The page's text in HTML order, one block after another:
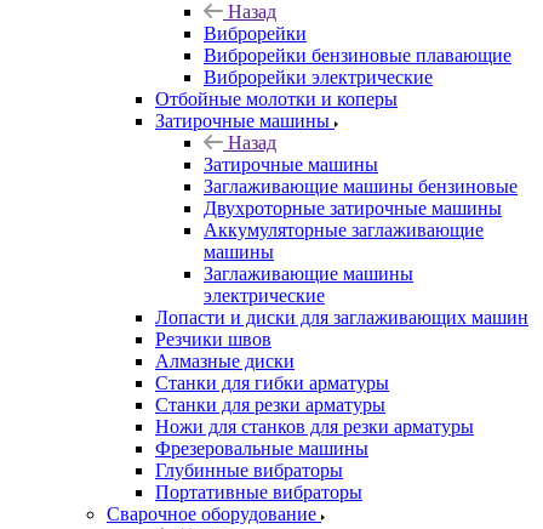
Назад
Виброрейки
Виброрейки бензиновые плавающие
Виброрейки электрические
Отбойные молотки и коперы
Затирочные машины
Назад
Затирочные машины
Заглаживающие машины бензиновые
Двухроторные затирочные машины
Аккумуляторные заглаживающие
машины
Заглаживающие машины
электрические
Лопасти и диски для заглаживающих машин
Резчики швов
Алмазные диски
Станки для гибки арматуры
Станки для резки арматуры
Ножи для станков для резки арматуры
Фрезеровальные машины
Глубинные вибраторы
Портативные вибраторы
Сварочное оборудование